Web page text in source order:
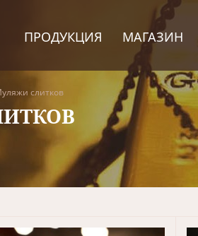
ПРОДУКЦИЯ МАГАЗИН
слитков